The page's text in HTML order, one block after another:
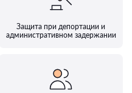
Защита при депортации и
административном задержании